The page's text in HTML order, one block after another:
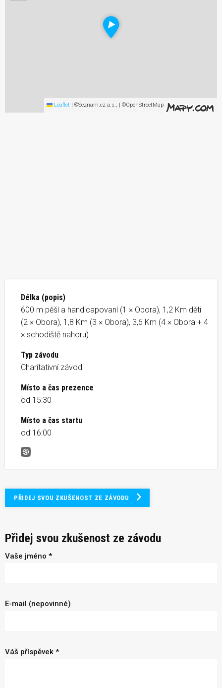
Leaflet | ©Seznam.cz a.s., | ©OpenStreetMap
Délka (popis)
600 m pěší a handicapovaní (1 × Obora), 1,2 Km děti
(2 × Obora), 1,8 Km (3 × Obora), 3,6 Km (4 × Obora + 4
× schodiště nahoru)
Typ závodu
Charitativní závod
Místo a čas prezence
od 15:30
Místo a čas startu
od 16:00
ADRA běh 2025 &#8211; Příbram
PŘIDEJ SVOU ZKUŠENOST ZE ZÁVODU
Přidej svou zkušenost ze závodu
Vaše jméno *
E-mail (nepovinné)
Váš příspěvek *